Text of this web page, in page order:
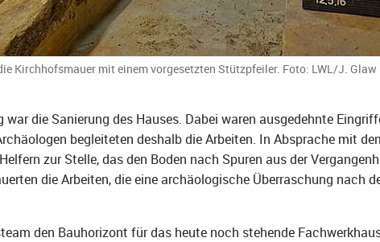
Kirchhofsmauer mit einem vorgesetzten Stützpfeiler. Foto: LWL/J. Glaw
war die Sanierung des Hauses. Dabei waren ausgedehnte
begleiteten deshalb die Arbeiten. In Absprache mit
zur Stelle, das den Boden nach Spuren aus der
die Arbeiten, die eine archäologische Überraschung nach
den Bauhorizont für das heute noch stehende